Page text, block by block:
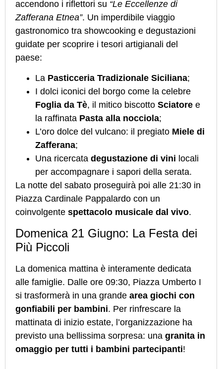
accendono i riflettori su “Le Eccellenze di
Zafferana Etnea”. Un imperdibile viaggio
gastronomico tra showcooking e degustazioni
guidate per scoprire i tesori artigianali del
paese:
La Pasticceria Tradizionale Siciliana;
I dolci iconici del borgo come la celebre
Foglia da Tè, il mitico biscotto Sciatore e
la raffinata Pasta alla nocciola;
L’oro dolce del vulcano: il pregiato Miele di
Zafferana;
Una ricercata degustazione di vini locali
per accompagnare i sapori della serata.
La notte del sabato proseguirà poi alle 21:30 in
Piazza Cardinale Pappalardo con un
coinvolgente spettacolo musicale dal vivo.
Domenica 21 Giugno: La Festa dei
Più Piccoli
La domenica mattina è interamente dedicata
alle famiglie. Dalle ore 09:30, Piazza Umberto I
si trasformerà in una grande area giochi con
gonfiabili per bambini. Per rinfrescare la
mattinata di inizio estate, l’organizzazione ha
previsto una bellissima sorpresa: una granita in
omaggio per tutti i bambini partecipanti!